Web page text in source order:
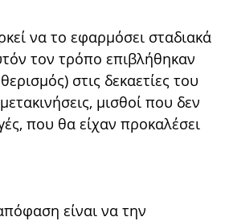
να το εφαρμόσει σταδιακά
τον τρόπο επιβλήθηκαν
στις δεκαετίες του
μισθοί που δεν
που θα είχαν προκαλέσει
είναι να την